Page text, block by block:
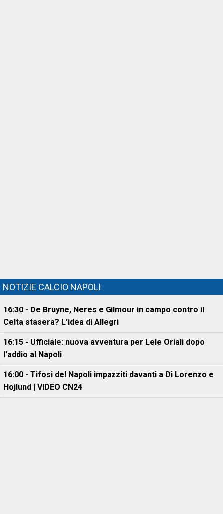
NOTIZIE CALCIO NAPOLI
16:30 - De Bruyne, Neres e Gilmour in campo contro il
Celta stasera? L'idea di Allegri
16:15 - Ufficiale: nuova avventura per Lele Oriali dopo
l'addio al Napoli
16:00 - Tifosi del Napoli impazziti davanti a Di Lorenzo e
Hojlund | VIDEO CN24